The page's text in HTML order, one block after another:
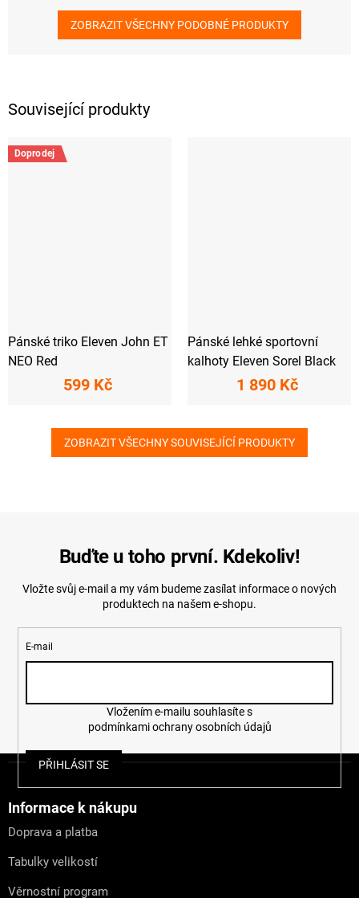
Související produkty
Doprodej
Pánské triko Eleven John ET
NEO Red
599 Kč
Pánské lehké sportovní
kalhoty Eleven Sorel Black
1 890 Kč
ZOBRAZIT VŠECHNY SOUVISEJÍCÍ PRODUKTY
ZOBRAZIT VŠECHNY PODOBNÉ PRODUKTY
Buďte u toho první. Kdekoliv!
Vložte svůj e-mail a my vám budeme zasílat informace o nových
produktech na našem e-shopu.
E-mail
podmínkami ochrany osobních údajů
PŘIHLÁSIT SE
Informace k nákupu
Doprava a platba
Tabulky velikostí
Věrnostní program